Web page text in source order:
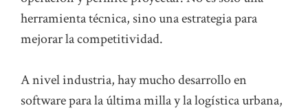
herramienta técnica, sino una estrategia para
mejorar la competitividad.
A nivel industria, hay mucho desarrollo en
software para la última milla y la logística urbana,